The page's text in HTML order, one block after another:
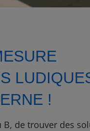
!
B, de trouver des